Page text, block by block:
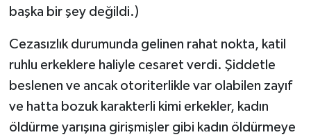
başka bir şey değildi.)
Cezasızlık durumunda gelinen rahat nokta, katil
ruhlu erkeklere haliyle cesaret verdi. Şiddetle
beslenen ve ancak otoriterlikle var olabilen zayıf
ve hatta bozuk karakterli kimi erkekler, kadın
öldürme yarışına girişmişler gibi kadın öldürmeye